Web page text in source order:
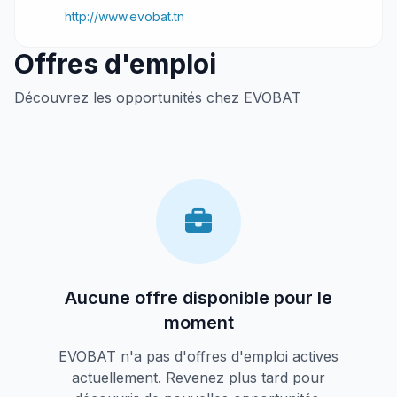
http://www.evobat.tn
Offres d'emploi
Découvrez les opportunités chez EVOBAT
Aucune offre disponible pour le
moment
EVOBAT n'a pas d'offres d'emploi actives
actuellement. Revenez plus tard pour